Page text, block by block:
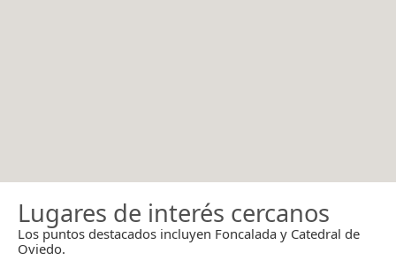
Lugares de interés cercanos
Los puntos destacados incluyen Foncalada y Catedral de
Oviedo.